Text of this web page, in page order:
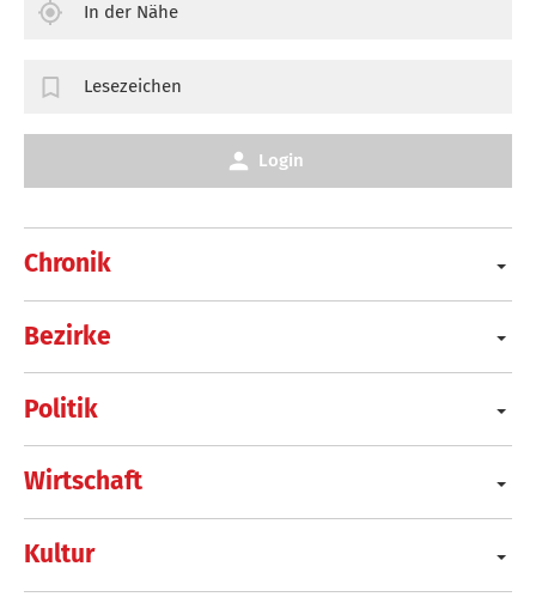
Chronik
Bezirke
Politik
Wirtschaft
Kultur
In der Nähe
Lesezeichen
Login